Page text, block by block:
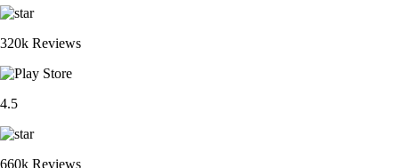
320k Reviews
4.5
660k Reviews